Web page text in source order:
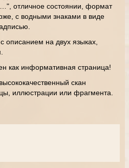
отличное состоянии, формат
с водными знаками в виде
описанием на двух языках,
как информативная страница!
скан
иллюстрации или фрагмента.